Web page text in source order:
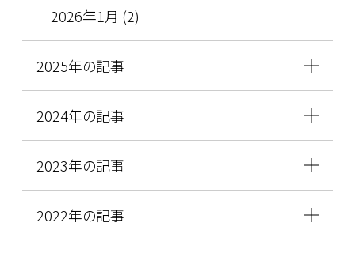
2026年1月 (2)
2025年の記事
2024年の記事
2023年の記事
2022年の記事